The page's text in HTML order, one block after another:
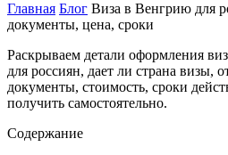
Главная Блог Виза в Венгрию для
документы, цена, сроки
Раскрываем детали оформления
для россиян, дает ли страна
документы, стоимость, сроки
получить самостоятельно.
Содержание